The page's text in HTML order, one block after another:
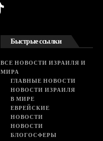
Быстрые ссылки
ВСЕ НОВОСТИ ИЗРАИЛЯ И
МИРА
ГЛАВНЫЕ НОВОСТИ
НОВОСТИ ИЗРАИЛЯ
В МИРЕ
ЕВРЕЙСКИЕ
НОВОСТИ
НОВОСТИ
БЛОГОСФЕРЫ